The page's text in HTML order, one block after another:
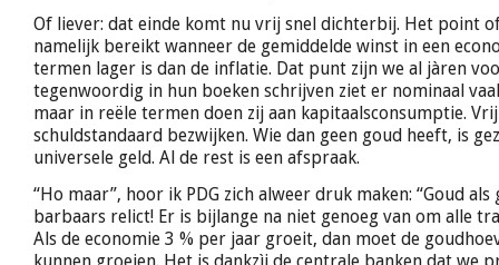
Of liever: dat einde komt nu vrij snel dichterbij. Het point
namelijk bereikt wanneer de gemiddelde winst in een
termen lager is dan de inflatie. Dat punt zijn we al jàren
tegenwoordig in hun boeken schrijven ziet er nominaal
maar in reële termen doen zij aan kapitaalsconsumptie. Vrij
schuldstandaard bezwijken. Wie dan geen goud heeft, is
universele geld. Al de rest is een afspraak.
“Ho maar”, hoor ik PDG zich alweer druk maken: “Goud als
barbaars relict! Er is bijlange na niet genoeg van om alle
Als de economie 3 % per jaar groeit, dan moet de